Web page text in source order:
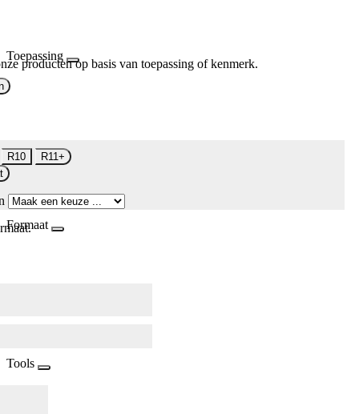
Toepassing
producten op basis van toepassing of kenmerk.
R10
R11+
Formaat
Tools